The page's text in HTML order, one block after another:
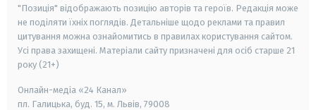
"Позиція" відображають позицію авторів та героїв. Редакція може
не поділяти їхніх поглядів. Детальніше щодо реклами та правил
цитування можна ознайомитись в правилах користування сайтом.
Усі права захищені. Матеріали сайту призначені для осіб старше 21
року (21+)
Онлайн-медіа «24 Канал»
пл. Галицька, буд. 15, м. Львів, 79008